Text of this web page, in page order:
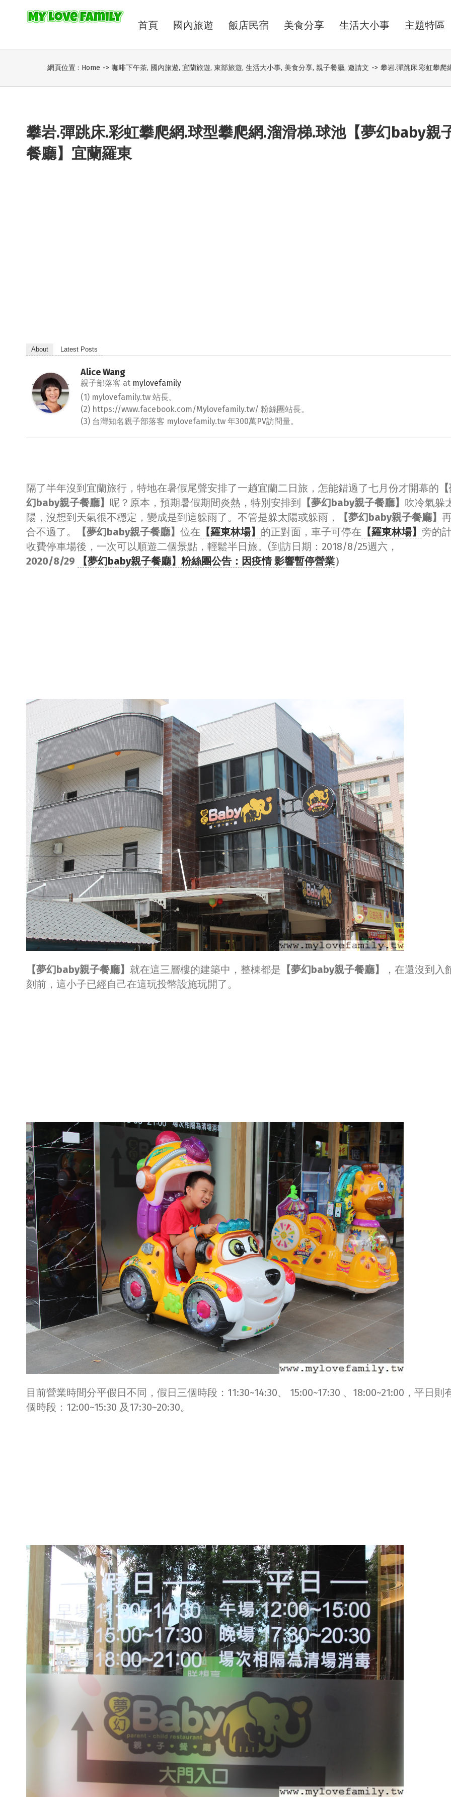
首頁 國內旅遊 飯店民宿 美食分享 生活大小事 主題特區
網頁位置 : Home -> 咖啡下午茶, 國內旅遊, 宜蘭旅遊, 東部旅遊, 生活大小事, 美食分享, 親子餐廳, 邀請文 -> 攀岩.彈跳床.彩虹攀爬
攀岩.彈跳床.彩虹攀爬網.球型攀爬網.溜滑梯.球池【夢幻baby親
餐廳】宜蘭羅東
About Latest Posts
Alice Wang
親子部落客 at mylovefamily
(1) mylovefamily.tw 站長。
(2) https://www.facebook.com/Mylovefamily.tw/ 粉絲團站長。
(3) 台灣知名親子部落客 mylovefamily.tw 年300萬PV訪問量。
隔了半年沒到宜蘭旅行，特地在暑假尾聲安排了一趟宜蘭二日旅，怎能錯過了七月份才開幕的
幻baby親子餐廳】 呢？原本，預期暑假期間炎熱，特別安排到 【夢幻baby親子餐廳】 吹冷氣躲
陽，沒想到天氣很不穩定，變成是到這躲雨了。不管是躲太陽或躲雨，
【夢幻baby親子餐廳】
合不過了。
【夢幻baby親子餐廳】 位在 【羅東林場】 的正對面，車子可停在 【羅東林場】 旁的
收費停車場後，一次可以順遊二個景點，輕鬆半日旅。(到訪日期：2018/8/25週六，
2020/8/29
【夢幻baby親子餐廳】粉絲團公告：因疫情 影響暫停營業）
【夢幻baby親子餐廳】 就在這三層樓的建築中，整棟都是 【夢幻baby親子餐廳】
，在還沒到入
刻前，這小子已經自己在這玩投幣設施玩開了。
目前營業時間分平假日不同，假日三個時段：11:30~14:30、 15:00~17:30 、18:00~21:00，平日則
個時段：12:00~15:30 及17:30~20:30。